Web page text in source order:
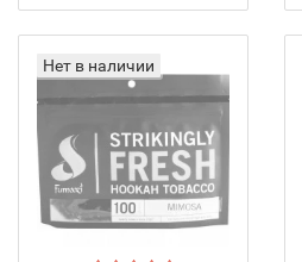
Нет в наличии